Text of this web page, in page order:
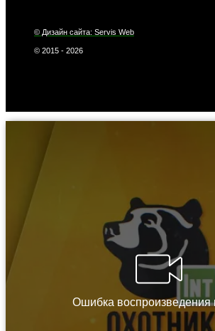
© Дизайн сайта: Servis Web
© 2015 - 2026